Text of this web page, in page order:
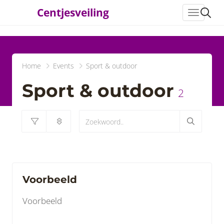
Home Events Sport & outdoor
Sport & outdoor 2
Voorbeeld
Voorbeeld
Centjesveiling